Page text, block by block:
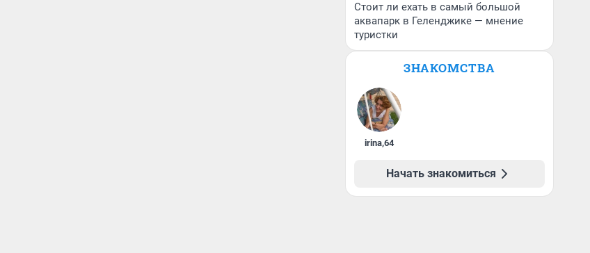
Стоит ли ехать в самый большой
аквапарк в Геленджике — мнение
туристки
ЗНАКОМСТВА
irina,64
Начать знакомиться